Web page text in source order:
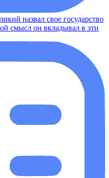
назвал свое государство
смысл он вкладывал в эти